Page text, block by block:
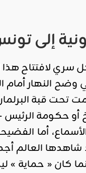
إلى
لافتتاح هذا
وضح النهار
تحت قبة
حكومة
أما
العالم
كان «